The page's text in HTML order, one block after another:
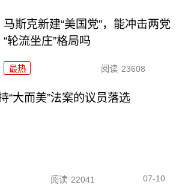
马斯克新建“美国党”，能冲击两党
“轮流坐庄”格局吗
最热 阅读 23608
“大而美”法案的议员落选
阅读 22041 07-10